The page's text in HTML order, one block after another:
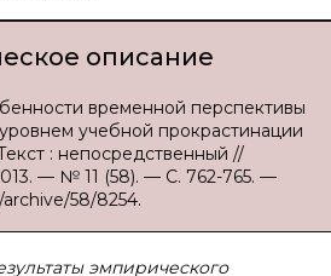
описание
временной перспективы
учебной прокрастинации
: непосредственный //
— № 11 (58). — С. 762-765. —
58/8254.
эмпирического